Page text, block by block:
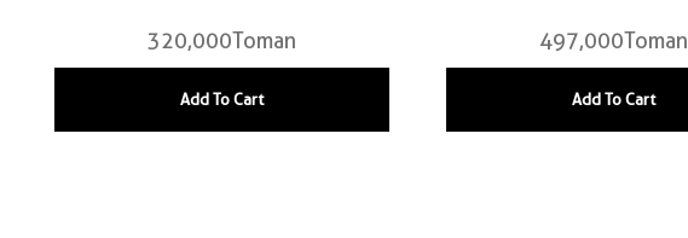
320,000Toman
Add To Cart
497,000Toman
Add To Cart